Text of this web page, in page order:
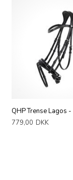
QHP Trense Lagos
779,00 DKK